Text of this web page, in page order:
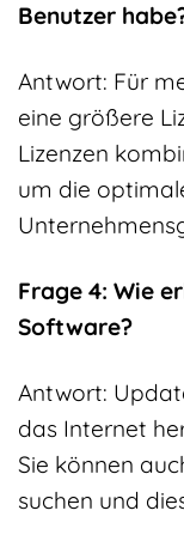
Benutzer
Antwort: Für
eine größere
Lizenzen
um die
Frage 4: Wie
Software?
Antwort:
das Internet
Sie können
suchen und